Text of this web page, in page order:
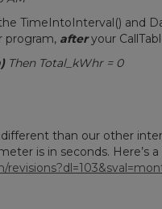
TimeIntoInterval() and
program, afteryour
Then Total_kWhr = 0
than our other
is in seconds. Here’s